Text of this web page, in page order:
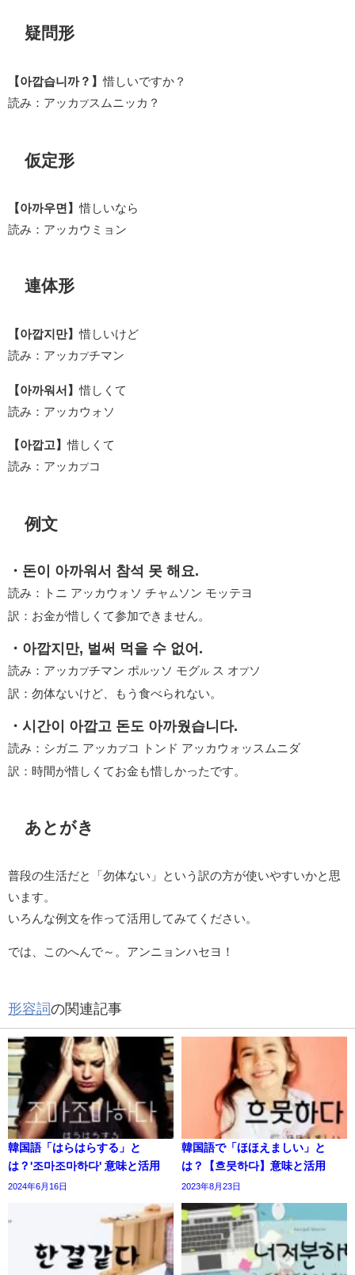
疑問形
【아깝습니까？】惜しいですか？
読み：アッカ プスムニッカ？
仮定形
【아까우면】惜しいなら
読み：アッカウミョン
連体形
【아깝지만】惜しいけど
読み：アッカ プチマン
【아까워서】惜しくて
読み：アッカウォソ
【아깝고】惜しくて
読み：アッカ プコ
例文
・돈이 아까워서 참석 못 해요.
読み：トニ アッカウォソ チャ ム ソン モッテヨ
訳：お金が惜しくて参加できません。
・아깝지만, 벌써 먹을 수 없어.
読み：アッカ プチマン ポ ルッソ モグル ス オプソ
訳：勿体ないけど、もう食べられない。
・시간이 아깝고 돈도 아까웠습니다.
読み：シガニ アッカ プコ トンド アッカウォッスムニダ
訳：時間が惜しくてお金も惜しかったです。
あとがき
普段の生活だと「勿体ない」という訳の方が使いやすいかと思
います。
いろんな例文を作って活用してみてください。
では、このへんで～。アンニョンハセヨ！
形容詞の関連記事
韓国語「はらはらする」と
は？'조마조마하다' 意味と活用
2024年6月16日
韓国語で「ほほえましい」と
は？【흐뭇하다】意味と活用
2023年8月23日